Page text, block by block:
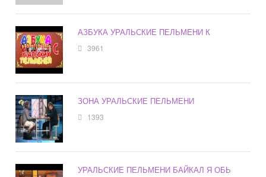
АЗБУКА УРАЛЬСКИЕ ПЕЛЬМЕНИ К
3961
ЗОНА УРАЛЬСКИЕ ПЕЛЬМЕНИ
1393
УРАЛЬСКИЕ ПЕЛЬМЕНИ БАЙКАЛ Я ОБЬ